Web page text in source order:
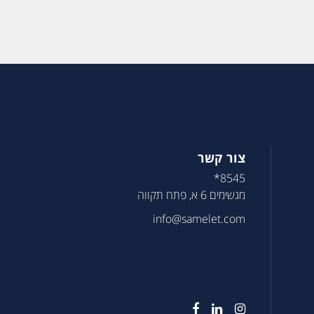
צור קשר
8545*
מגשימים 6 א, פתח תקווה
info@samelet.com